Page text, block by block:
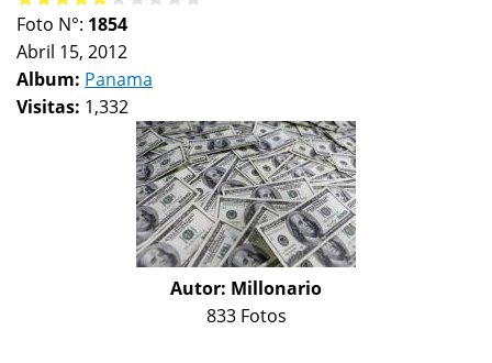
Foto N°: 1854
Abril 15, 2012
Album: Panama
Visitas: 1,332
Autor: Millonario
833 Fotos